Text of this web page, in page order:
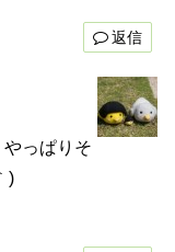
返信
っぱりそ
)